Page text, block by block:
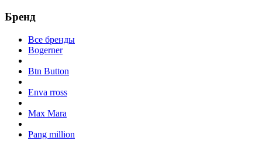
Бренд
Все бренды
Bogerner
Btn Button
Enva rross
Max Mara
Pang million